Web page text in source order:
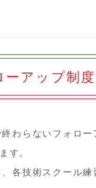
ーアップ制
わらないフォロー
す。
各技術スクール練